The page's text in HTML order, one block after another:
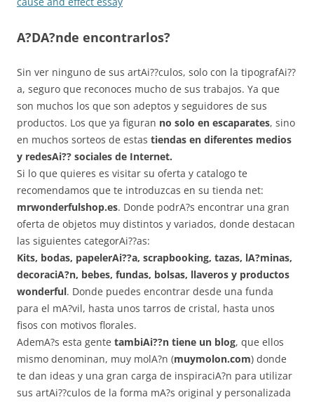
A?DA?nde encontrarlos?
Sin ver ninguno de sus artAi??culos, solo con la tipografAi??
a, seguro que reconoces mucho de sus trabajos. Ya que
son muchos los que son adeptos y seguidores de sus
productos. Los que ya figuran no solo en escaparates, sino
en muchos sorteos de estas tiendas en diferentes medios
y redesAi?? sociales de Internet.
Si lo que quieres es visitar su oferta y catalogo te
recomendamos que te introduzcas en su tienda net:
mrwonderfulshop.es. Donde podrA?s encontrar una gran
oferta de objetos muy distintos y variados, donde destacan
las siguientes categorAi??as:
Kits, bodas, papelerAi??a, scrapbooking, tazas, lA?minas,
decoraciA?n, bebes, fundas, bolsas, llaveros y productos
wonderful. Donde puedes encontrar desde una funda
para el mA?vil, hasta unos tarros de cristal, hasta unos
fisos con motivos florales.
AdemA?s esta gente tambiAi??n tiene un blog, que ellos
mismo denominan, muy molA?n (muymolon.com) donde
te dan ideas y una gran carga de inspiraciA?n para utilizar
sus artAi??culos de la forma mA?s original y personalizada